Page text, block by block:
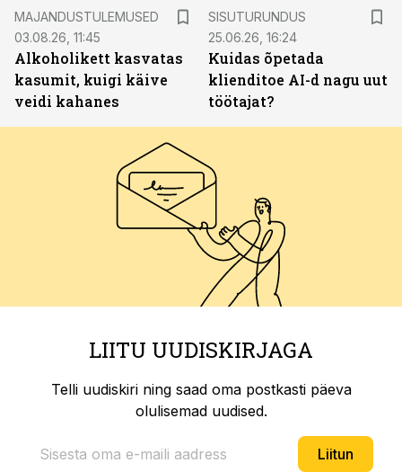
MAJANDUSTULEMUSED
03.08.26, 11:45
Alkoholikett kasvatas
kasumit, kuigi käive
veidi kahanes
SISUTURUNDUS
25.06.26, 16:24
Kuidas õpetada
klienditoe AI-d nagu uut
töötajat?
LIITU UUDISKIRJAGA
Telli uudiskiri ning saad oma postkasti päeva
olulisemad uudised.
Liitun